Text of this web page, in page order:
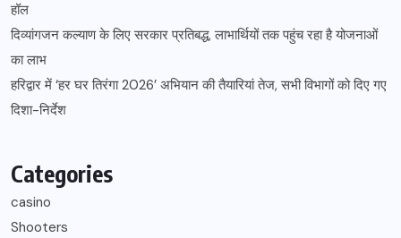
हॉल
दिव्यांगजन कल्याण के लिए सरकार प्रतिबद्ध, लाभार्थियों तक पहुंच रहा है योजनाओं
का लाभ
हरिद्वार में ‘हर घर तिरंगा 2026’ अभियान की तैयारियां तेज, सभी विभागों को दिए गए
दिशा-निर्देश
Categories
casino
Shooters